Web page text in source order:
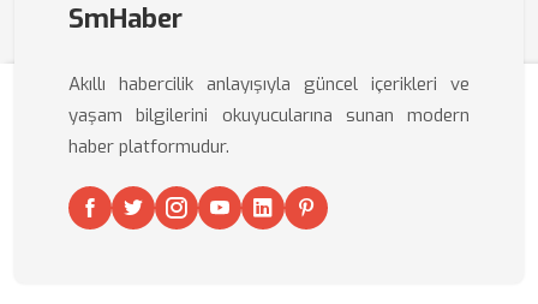
SmHaber
Akıllı habercilik anlayışıyla güncel içerikleri ve
yaşam bilgilerini okuyucularına sunan modern
haber platformudur.